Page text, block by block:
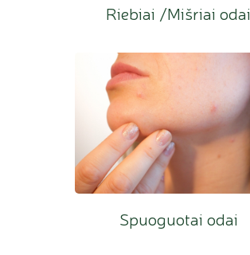
Riebiai /Mišriai odai
Spuoguotai odai